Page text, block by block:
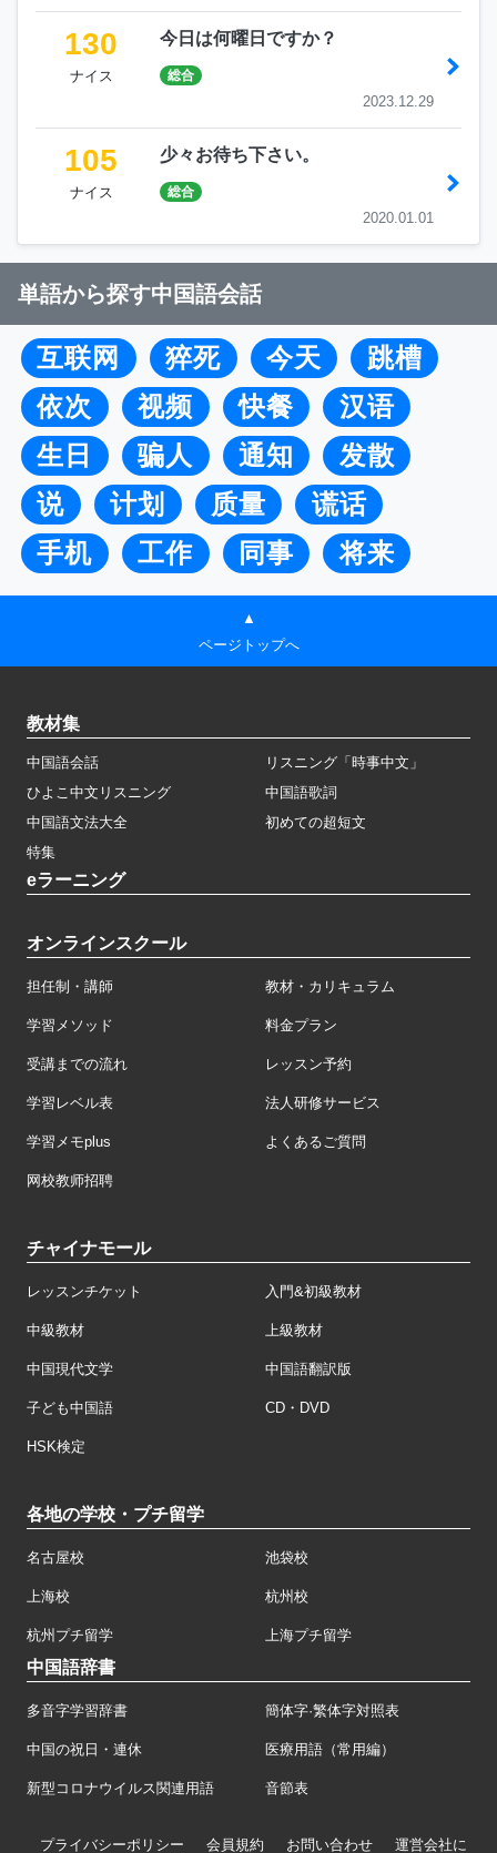
130
ナイス
今日は何曜日ですか？
総合
2023.12.29
105
ナイス
少々お待ち下さい。
総合
2020.01.01
単語から探す中国語会話
互联网 猝死 今天
跳槽
依次
视频 快餐
汉语
生日
骗人 通知
发散
说
计划 质量
谎话
手机
工作 同事 将来
▲
ページトップへ
教材集
中国語会話
リスニング「時事中文」
ひよこ中文リスニング
中国語歌詞
中国語文法大全
初めての超短文
特集
eラーニング
オンラインスクール
担任制・講師 教材・カリキュラム
学習メソッド 料金プラン
受講までの流れ レッスン予約
学習レベル表 法人研修サービス
学習メモplus よくあるご質問
网校教师招聘
チャイナモール
レッスンチケット 入門&初級教材
中級教材 上級教材
中国現代文学 中国語翻訳版
子ども中国語 CD・DVD
HSK検定
各地の学校・プチ留学
名古屋校 池袋校
上海校 杭州校
杭州プチ留学 上海プチ留学
中国語辞書
多音字学習辞書 簡体字·繁体字対照表
中国の祝日・連休 医療用語（常用編）
新型コロナウイルス関連用語 音節表
プライバシーポリシー 会員規約 お問い合わせ 運営会社に